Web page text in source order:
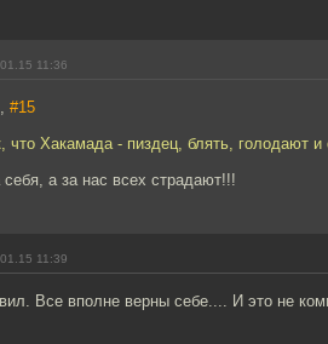
11:36
#15
что Хакамада - пиздец, блять, голодают
себя, а за нас всех страдают!!!
11:39
Все вполне верны себе.... И это не